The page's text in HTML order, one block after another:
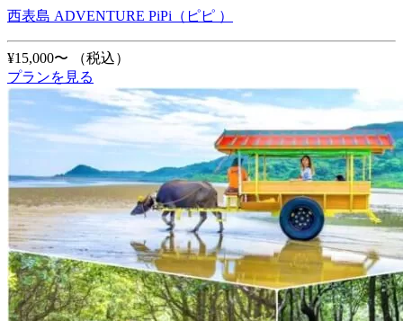
西表島 ADVENTURE PiPi（ピピ ）
¥15,000〜
（税込）
プランを見る